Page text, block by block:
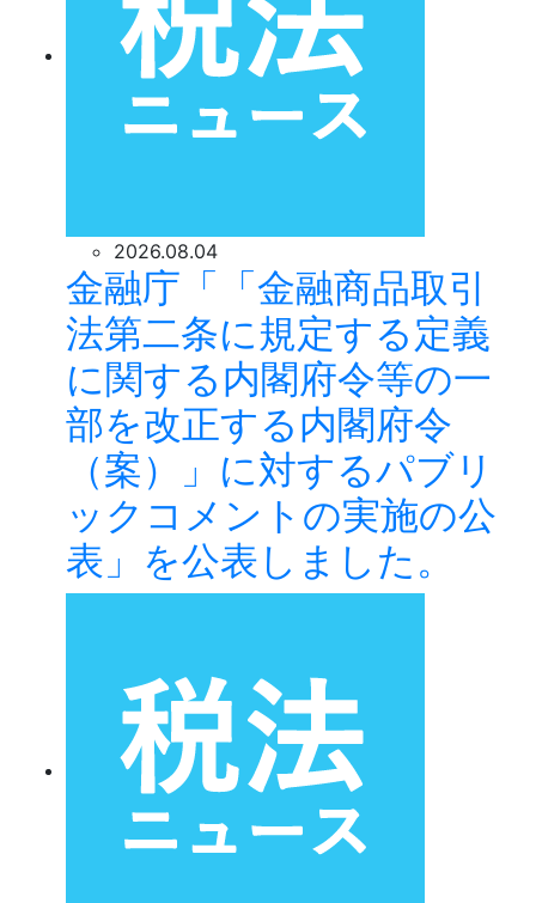
2026.08.04
金融庁「「金融商品取引
法第二条に規定する定義
に関する内閣府令等の一
部を改正する内閣府令
（案）」に対するパブリ
ックコメントの実施の公
表」を公表しました。